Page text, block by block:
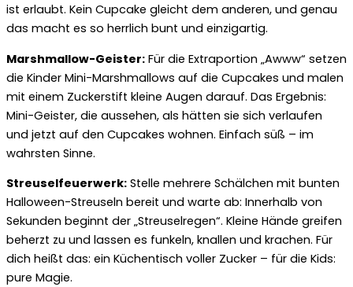
ist erlaubt. Kein Cupcake gleicht dem anderen, und genau
das macht es so herrlich bunt und einzigartig.
Marshmallow-Geister: Für die Extraportion „Awww“ setzen
die Kinder Mini-Marshmallows auf die Cupcakes und malen
mit einem Zuckerstift kleine Augen darauf. Das Ergebnis:
Mini-Geister, die aussehen, als hätten sie sich verlaufen
und jetzt auf den Cupcakes wohnen. Einfach süß – im
wahrsten Sinne.
Streuselfeuerwerk: Stelle mehrere Schälchen mit bunten
Halloween-Streuseln bereit und warte ab: Innerhalb von
Sekunden beginnt der „Streuselregen“. Kleine Hände greifen
beherzt zu und lassen es funkeln, knallen und krachen. Für
dich heißt das: ein Küchentisch voller Zucker – für die Kids:
pure Magie.